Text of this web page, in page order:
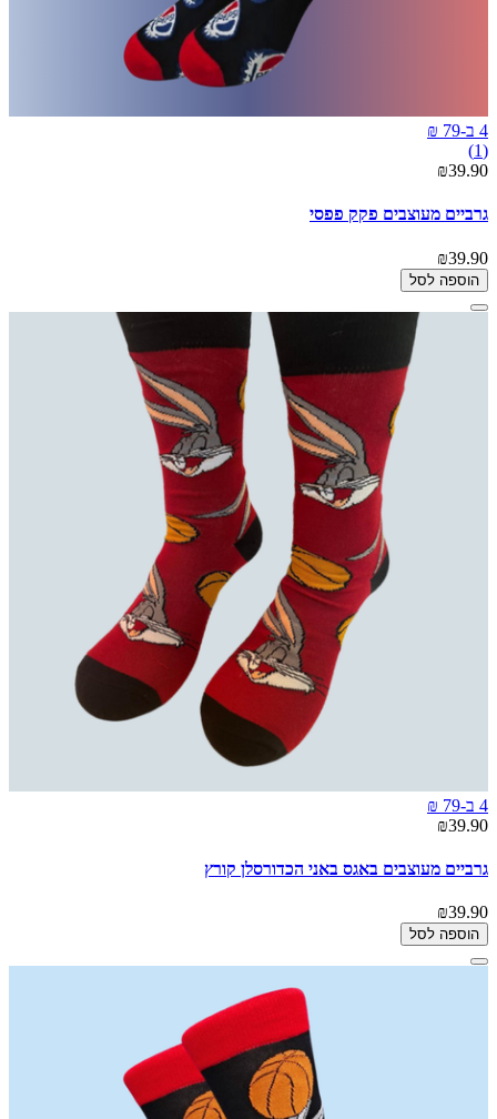
4 ב-79 ₪
(1)
₪39.90
גרביים מעוצבים פקק פפסי
₪39.90
הוספה לסל
4 ב-79 ₪
₪39.90
גרביים מעוצבים באגס באני הכדורסלן קורץ
₪39.90
הוספה לסל